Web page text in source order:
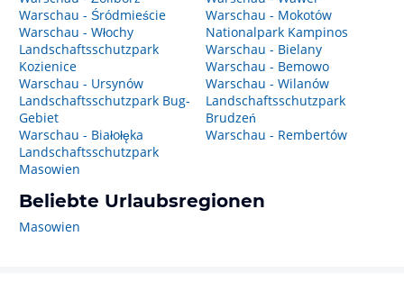
Warschau - Śródmieście
Warschau - Włochy
Landschaftsschutzpark
Kozienice
Warschau - Ursynów
Landschaftsschutzpark Bug-
Gebiet
Warschau - Białołęka
Landschaftsschutzpark
Masowien
Warschau - Mokotów
Nationalpark Kampinos
Warschau - Bielany
Warschau - Bemowo
Warschau - Wilanów
Landschaftsschutzpark
Brudzeń
Warschau - Rembertów
Beliebte Urlaubsregionen
Masowien